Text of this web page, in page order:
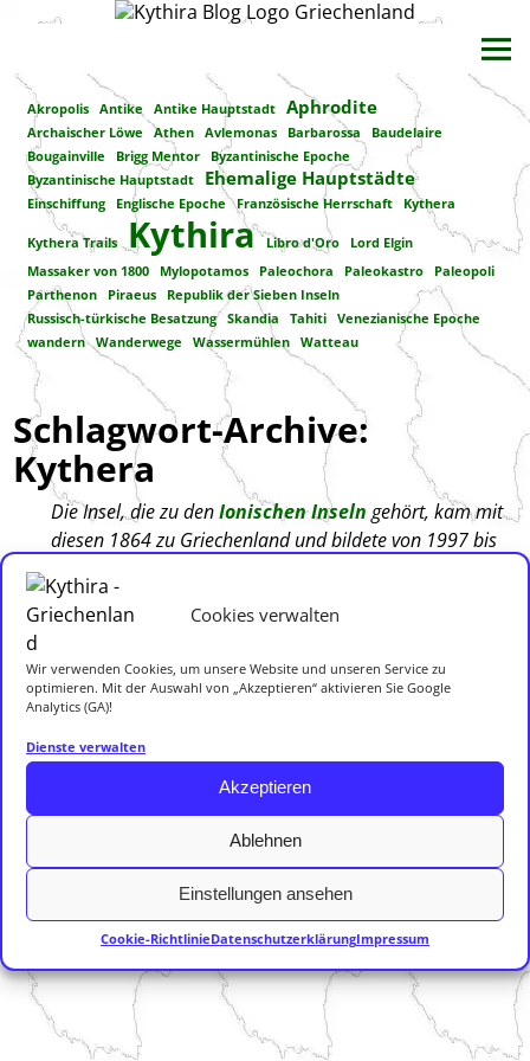
Cookies verwalten
Wir verwenden Cookies, um unsere Website und unseren Service zu
optimieren. Mit der Auswahl von „Akzeptieren“ aktivieren Sie Google
Analytics (GA)!
Dienste verwalten
Akzeptieren
Ablehnen
Einstellungen ansehen
Cookie-RichtlinieDatenschutzerklärungImpressum
Akropolis Antike Antike Hauptstadt Aphrodite
Archaischer Löwe Athen Avlemonas Barbarossa
Baudelaire
Bougainville
Brigg Mentor
Byzantinische Epoche
Byzantinische Hauptstadt
Ehemalige Hauptstädte
Einschiffung Englische Epoche Französische Herrschaft Kythera
Kythera Trails Kythira Libro d'Oro
Lord Elgin
Massaker von 1800
Mylopotamos Paleochora Paleokastro
Paleopoli
Parthenon
Piraeus
Republik der Sieben Inseln
Russisch-türkische Besatzung
Skandia Tahiti
Venezianische Epoche
wandern
Wanderwege Wassermühlen Watteau
Schlagwort-Archive:
Kythera
Die Insel, die zu denIonischen Inseln gehört, kam mit
diesen 1864 zu Griechenland und bildete von 1997 bis
zusammen mit der südlichen
Nachbarinsel
AntikythiradieGemeinde Kythira
der südlichen Nachbarinsel Antikythira die Gemeinde
Kythira in der Region Attika.
Wandern – Wanderwege Wandern auf Kythira ist eine
faszinierende Reise durch unberührte Natur,
historische Stätten und malerische Landschaften. Die
Insel, die für ihre wilde Schönheit und authentische
Atmosphäre bekannt ist, bietet Wanderern eine Vielzahl
an Wegen, die durch kleine Wälder,…